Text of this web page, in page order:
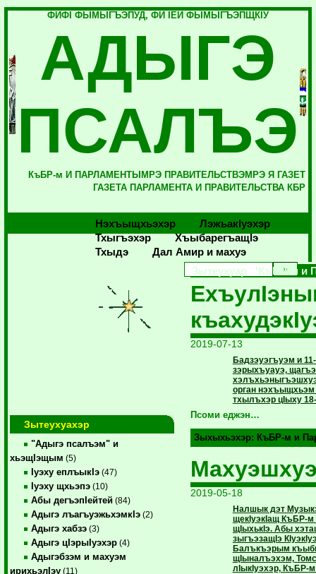
ФИФI ФЫМЫГЪЭПУД, ФИ IЕЙ ФЫМЫГЪЭПЩКIУ
АДЫГЭ
ПСАЛЪЭ
КъБР-м И ПАРЛАМЕНТЫМРЭ ПРАВИТЕЛЬСТВЭМРЭ Я ГАЗЕТ
ГАЗЕТА ПАРЛАМЕНТА И ПРАВИТЕЛЬСТВА КБР
Нэхъыщхьэхэр
Лэжьакlуэхэр
Тхыгъэхэр
Хъыбарегъащlэ
Тхыдэ
Дал Амир и махуэ
Зытеухуахэр
"Адыгэ псалъэм" и
хьэщIэщым (5)
Iуэху еплъыкIэ (47)
Iуэху щхьэпэ (10)
Абы дегъэпIейтей (84)
Адыгэ лъагъуэжьхэмкIэ (2)
Адыгэ хабзэ (3)
Адыгэ цIэрыIуэхэр (4)
Адыгэбзэм и махуэм
ирихьэлIэу (11)
Зытеухуар 'КъБР-м и
2019-07-13
Бадзэуэгъуэм и
зэрыхъуауэ,
орган
тхылъхэр цIыху
Псоми еджэн…
Зыхыхьэхэр: КъБР-м и
2019-05-18
Налшык дэт
щекIуэкIащ КъБР-м
щIыхькIэ. Абы
зыгъэзащIэ
Балъкъэрым
щIыналъэхэм,
лIыкIуэхэр, КъБР-